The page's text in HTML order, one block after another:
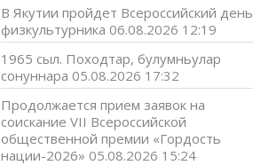
В Якутии пройдет Всероссийский день
физкультурника 06.08.2026 12:19
1965 сыл. Походтар, булумньулар
сонуннара 05.08.2026 17:32
Продолжается прием заявок на
соискание VII Всероссийской
общественной премии «Гордость
нации-2026» 05.08.2026 15:24